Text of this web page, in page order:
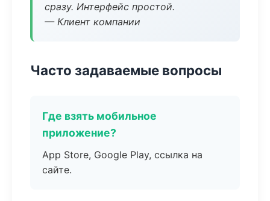
сразу. Интерфейс простой.
— Клиент компании
Часто задаваемые вопросы
Где взять мобильное
приложение?
App Store, Google Play, ссылка на
сайте.